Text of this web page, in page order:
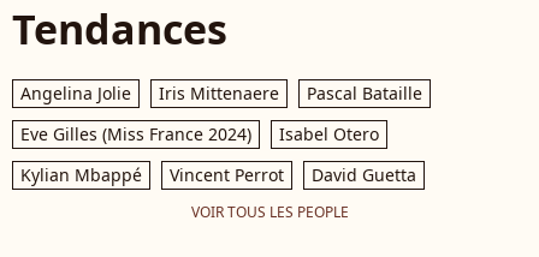
Tendances
Angelina Jolie Iris Mittenaere
Pascal Bataille
Eve Gilles (Miss France 2024)
Isabel Otero
Kylian Mbappé
Vincent Perrot David Guetta
VOIR TOUS LES PEOPLE